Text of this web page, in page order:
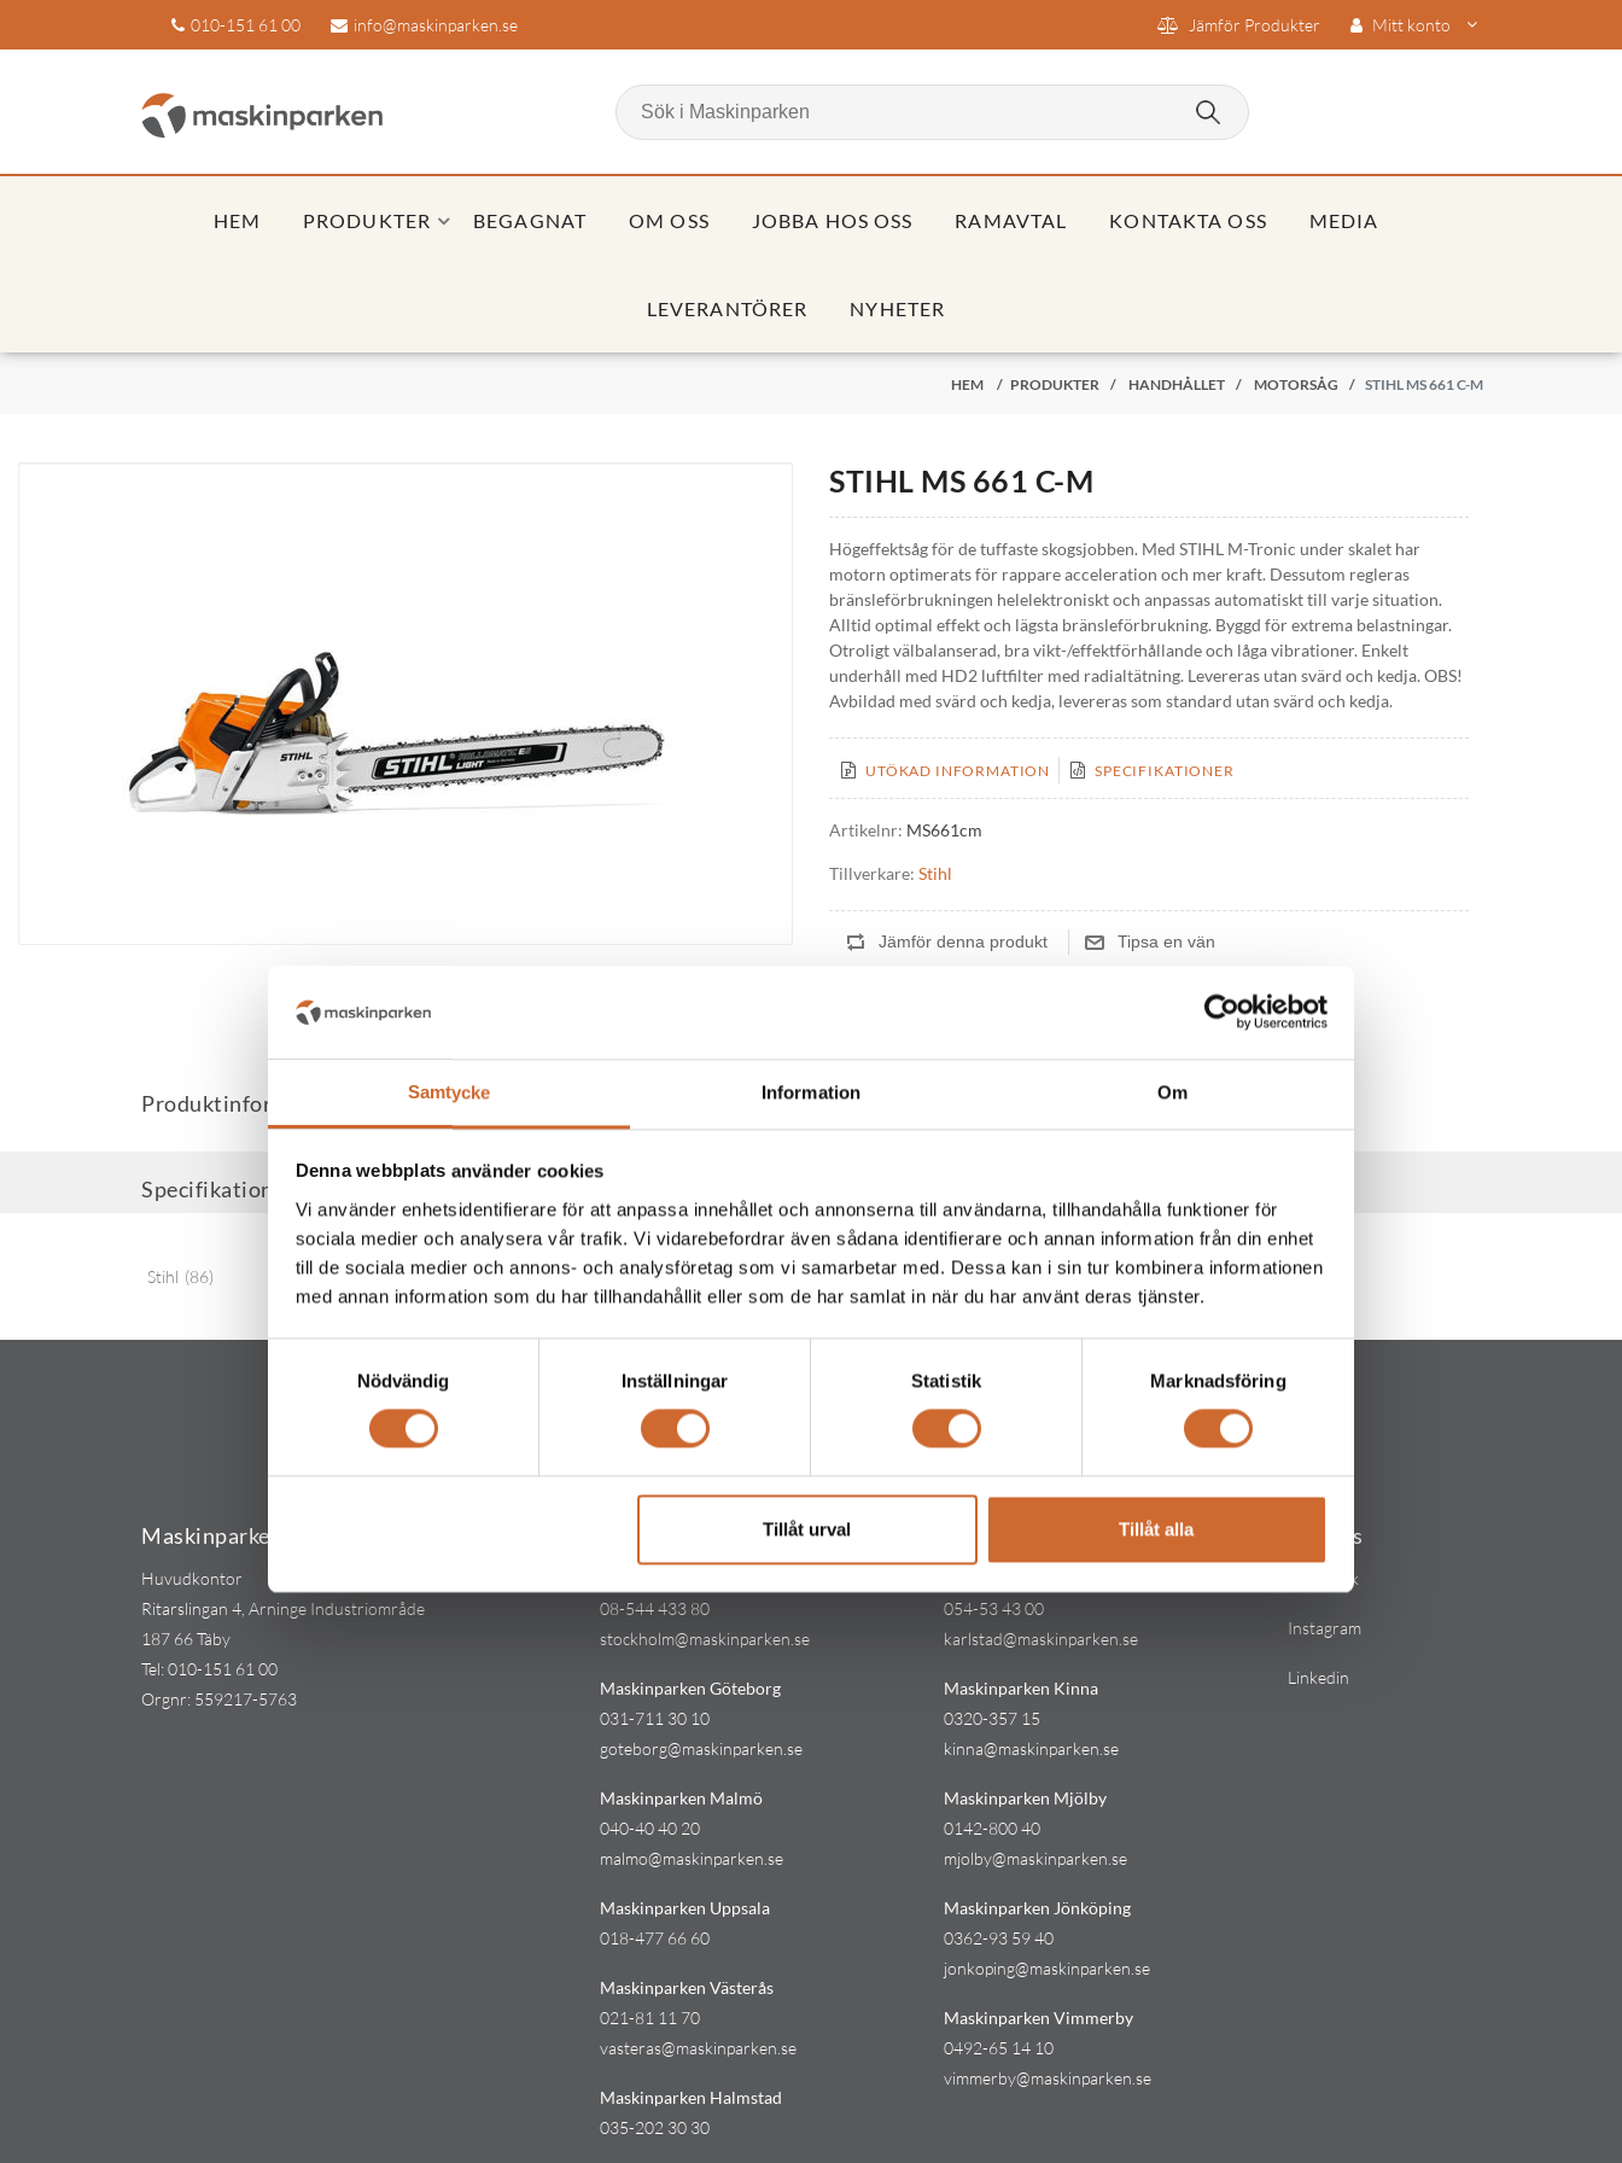
Samtycke Information Om
Denna webbplats använder cookies
Vi använder enhetsidentifierare för att anpassa innehållet och annonserna till användarna, tillhandahålla funktioner för
sociala medier och analysera vår trafik. Vi vidarebefordrar även sådana identifierare och annan information från din enhet
till de sociala medier och annons- och analysföretag som vi samarbetar med. Dessa kan i sin tur kombinera informationen
med annan information som du har tillhandahållit eller som de har samlat in när du har använt deras tjänster.
Nödvändig
Inställningar Statistik Marknadsföring
Tillåt urval Tillåt alla
010-151 61 00 info@maskinparken.se Jämför Produkter Mitt konto
HEM PRODUKTER BEGAGNAT OM OSS JOBBA HOS OSS RAMAVTAL KONTAKTA OSS MEDIA
LEVERANTÖRER NYHETER
HEM / PRODUKTER / HANDHÅLLET / MOTORSÅG / STIHL MS 661 C-M
STIHL MS 661 C-M
Högeffektsåg för de tuffaste skogsjobben. Med STIHL M-Tronic under skalet har
motorn optimerats för rappare acceleration och mer kraft. Dessutom regleras
bränsleförbrukningen helelektroniskt och anpassas automatiskt till varje situation.
Alltid optimal effekt och lägsta bränsleförbrukning. Byggd för extrema belastningar.
Otroligt välbalanserad, bra vikt-/effektförhållande och låga vibrationer. Enkelt
underhåll med HD2 luftfilter med radialtätning. Levereras utan svärd och kedja. OBS!
Avbildad med svärd och kedja, levereras som standard utan svärd och kedja.
UTÖKAD INFORMATION SPECIFIKATIONER
Artikelnr: MS661cm
Tillverkare: Stihl
Produktinformation
Specifikationer
Produkttaggar
Stihl (86)
Maskinparken Sverige AB
Huvudkontor
Ritarslingan 4, Arninge Industriområde
187 66 Täby
Tel:010-151 61 00
Orgnr: 559217-5763
08-544 433 80
stockholm@maskinparken.se
Maskinparken Göteborg
031-711 30 10
goteborg@maskinparken.se
Maskinparken Malmö
040-40 40 20
malmo@maskinparken.se
Maskinparken Uppsala
018-477 66 60
Maskinparken Västerås
021-81 11 70
vasteras@maskinparken.se
Maskinparken Halmstad
035-202 30 30
054-53 43 00
karlstad@maskinparken.se
Maskinparken Kinna
0320-357 15
kinna@maskinparken.se
Maskinparken Mjölby
0142-800 40
mjolby@maskinparken.se
Maskinparken Jönköping
0362-93 59 40
jonkoping@maskinparken.se
Maskinparken Vimmerby
0492-65 14 10
vimmerby@maskinparken.se
Följ oss
Facebook
Instagram
Linkedin